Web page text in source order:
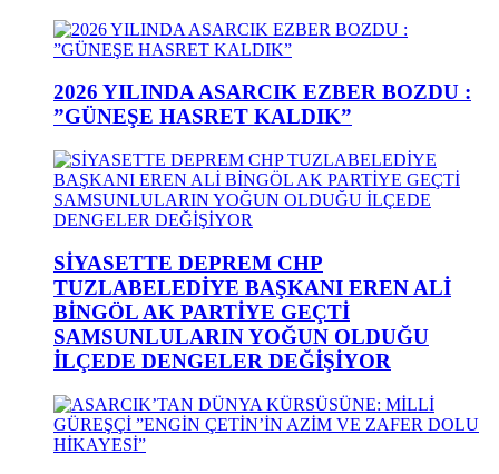
2026 YILINDA ASARCIK EZBER BOZDU :
”GÜNEŞE HASRET KALDIK”
SİYASETTE DEPREM CHP
TUZLABELEDİYE BAŞKANI EREN ALİ
BİNGÖL AK PARTİYE GEÇTİ
SAMSUNLULARIN YOĞUN OLDUĞU
İLÇEDE DENGELER DEĞİŞİYOR